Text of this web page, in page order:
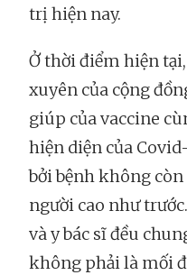
trị hiện nay.
Ở thời điểm hiện
xuyên của cộng
giúp của vaccine
hiện diện của
bởi bệnh không
người cao như
và y bác sĩ đều
không phải là mối